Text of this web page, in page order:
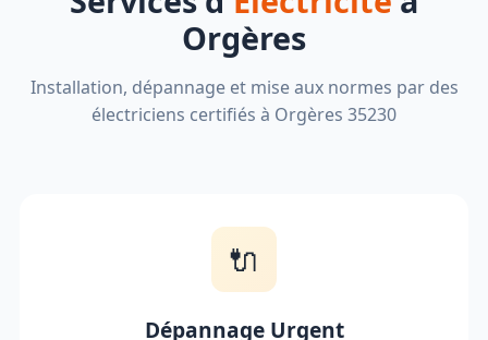
Orgères
Installation, dépannage et mise aux normes par des
électriciens certifiés à Orgères 35230
🔌
Dépannage Urgent